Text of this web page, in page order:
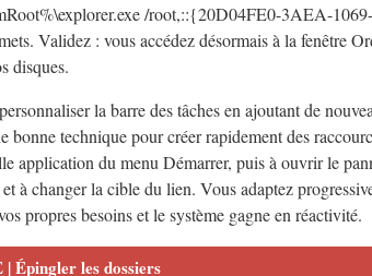
/root,::{20D04FE0-3AEA-
Validez : vous accédez désormais à la fenêtre
disques.
la barre des tâches en ajoutant de
bonne technique pour créer rapidement des
application du menu Démarrer, puis à ouvrir le
et à changer la cible du lien. Vous adaptez
propres besoins et le système gagne en réactivité.
Épingler les dossiers